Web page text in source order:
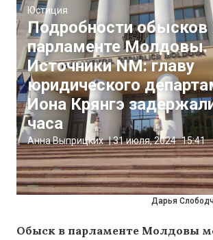
Дарья
Юстиция
Подробности обысков
парламенте Молдовы.
Источники NM: главу
юридического
Иона Крянгэ
часа
Анна Выприцких |31 июля, 2024 15:41
Обыск в парламенте Молдовы